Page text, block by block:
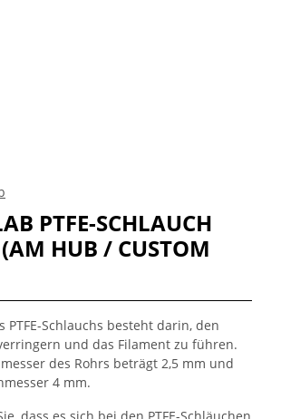
PTFE-SCHLAUCH
HUB / CUSTOM
PTFE-Schlauchs besteht darin, den
und das Filament zu führen.
des Rohrs beträgt 2,5 mm und
4 mm.